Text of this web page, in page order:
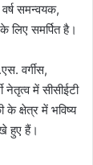
समन्वयक,
लिए समर्पित है।
वर्गीस,
नेतृत्व में सीसीईटी
के क्षेत्र में भविष्य
हुए हैं।